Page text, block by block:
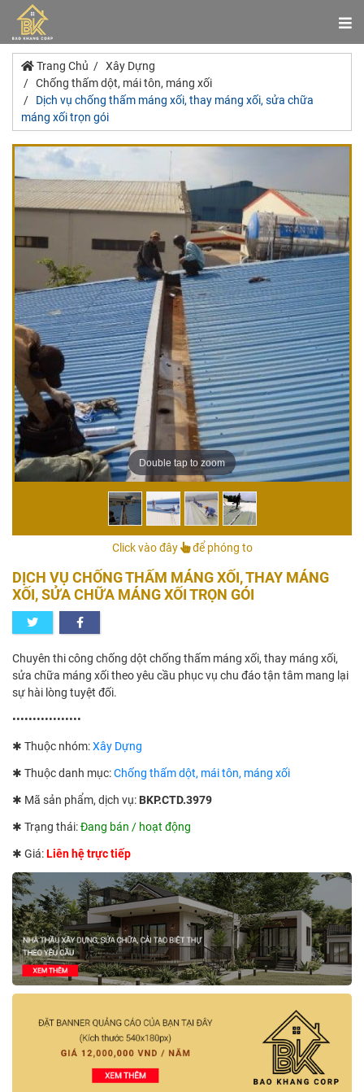
Trang Chủ
Xây Dựng
Chống thấm dột, mái tôn, máng xối
Dịch vụ chống thấm máng xối, thay máng xối, sửa chữa
máng xối trọn gói
Double tap to zoom
Click vào đây để phóng to
DỊCH VỤ CHỐNG THẤM MÁNG XỐI, THAY MÁNG
XỐI, SỬA CHỮA MÁNG XỐI TRỌN GÓI
Chuyên thi công chống dột chống thấm máng xối, thay máng xối,
sửa chữa máng xối theo yêu cầu phục vụ chu đáo tận tâm mang lại
sự hài lòng tuyệt đối.
•••••••••••••••••
✱ Thuộc nhóm:Xây Dựng
✱ Thuộc danh mục:Chống thấm dột, mái tôn, máng xối
✱ Mã sản phẩm, dịch vụ: BKP.CTD.3979
✱ Trạng thái:Đang bán / hoạt động
✱ Giá:Liên hệ trực tiếp